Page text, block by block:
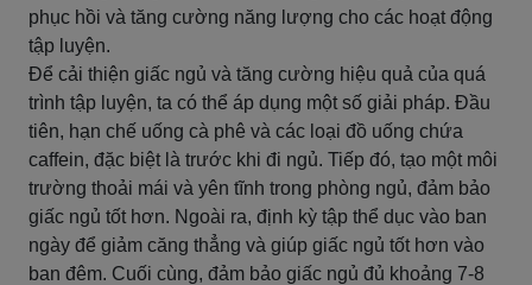
phục hồi và tăng cường năng lượng cho các hoạt động
tập luyện.
Để cải thiện giấc ngủ và tăng cường hiệu quả của quá
trình tập luyện, ta có thể áp dụng một số giải pháp. Đầu
tiên, hạn chế uống cà phê và các loại đồ uống chứa
caffein, đặc biệt là trước khi đi ngủ. Tiếp đó, tạo một môi
trường thoải mái và yên tĩnh trong phòng ngủ, đảm bảo
giấc ngủ tốt hơn. Ngoài ra, định kỳ tập thể dục vào ban
ngày để giảm căng thẳng và giúp giấc ngủ tốt hơn vào
ban đêm. Cuối cùng, đảm bảo giấc ngủ đủ khoảng 7-8